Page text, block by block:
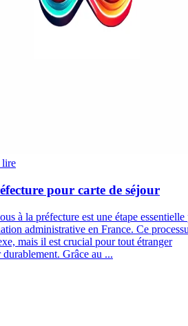
lire
pour carte de séjour
à la préfecture est une étape essentielle
administrative en France. Ce
mais il est crucial pour tout étranger
durablement. Grâce au ...